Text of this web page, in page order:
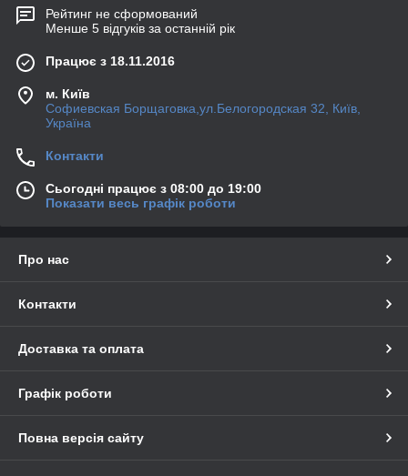
Рейтинг не сформований
Менше 5 відгуків за останній рік
Працює з 18.11.2016
м. Київ
Софиевская Борщаговка,ул.Белогородская 32, Київ,
Україна
Контакти
Сьогодні працює з 08:00 до 19:00
Показати весь графік роботи
Про нас
Контакти
Доставка та оплата
Графік роботи
Повна версія сайту